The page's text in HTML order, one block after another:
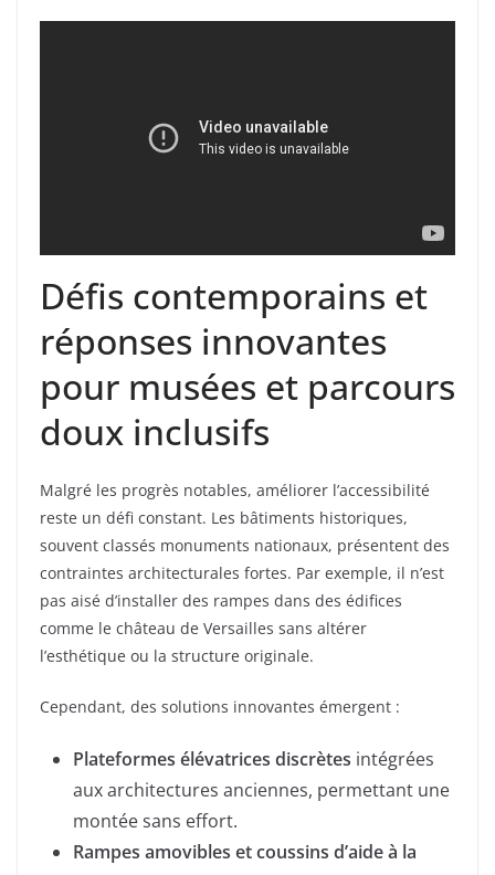
Défis contemporains et
réponses innovantes
pour musées et parcours
doux inclusifs
Malgré les progrès notables, améliorer l’accessibilité
reste un défi constant. Les bâtiments historiques,
souvent classés monuments nationaux, présentent des
contraintes architecturales fortes. Par exemple, il n’est
pas aisé d’installer des rampes dans des édifices
comme le château de Versailles sans altérer
l’esthétique ou la structure originale.
Cependant, des solutions innovantes émergent :
Plateformes élévatrices discrètes intégrées
aux architectures anciennes, permettant une
montée sans effort.
Rampes amovibles et coussins d’aide à la